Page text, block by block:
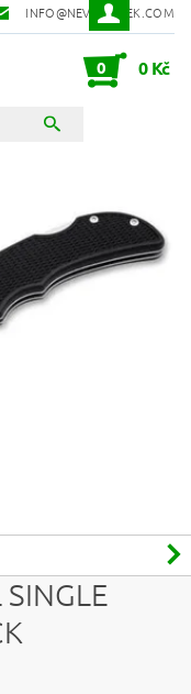
INFO@NEVORANEK.COM
0 0 Kč